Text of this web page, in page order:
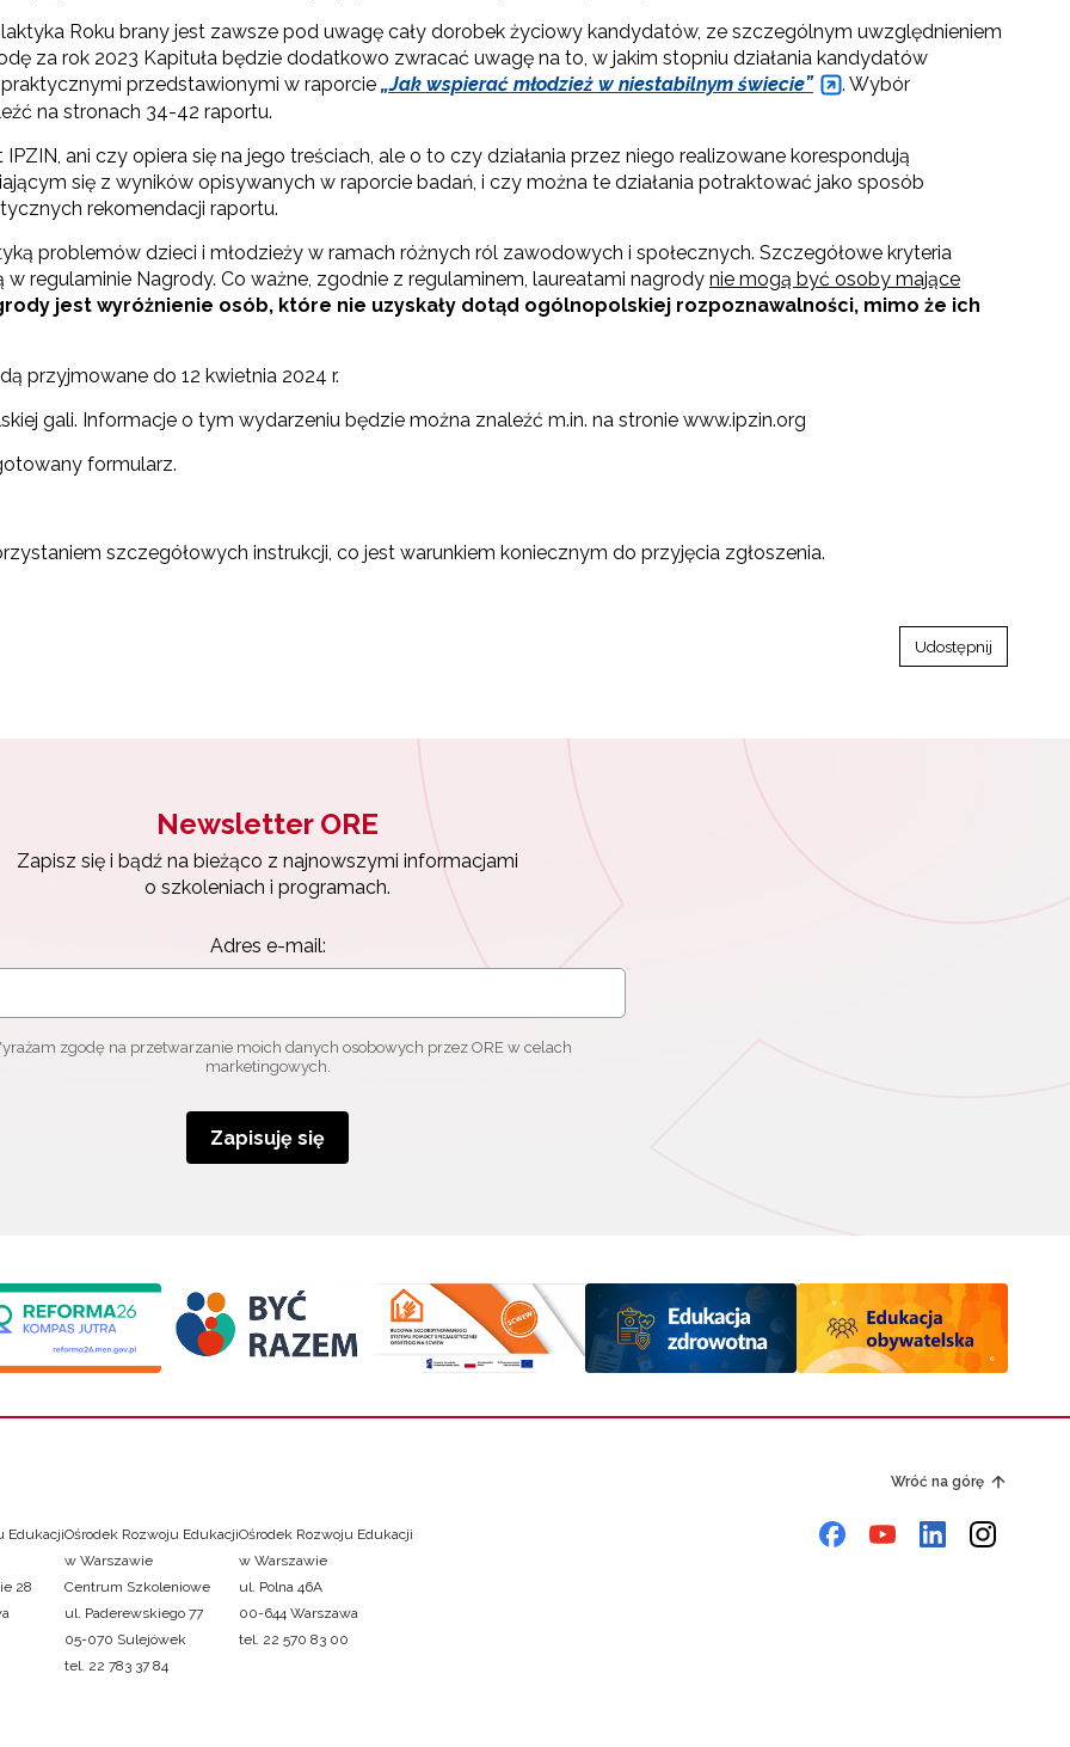
Roku brany jest zawsze pod uwagę cały dorobek życiowy kandydatów, ze szczególnym uwzględnieniem
za rok 2023 Kapituła będzie dodatkowo zwracać uwagę na to, w jakim stopniu działania kandydatów
przedstawionymi w raporcie „Jak wspierać młodzież w niestabilnym świecie”
. Wybór
na stronach 34-42 raportu.
ani czy opiera się na jego treściach, ale o to czy działania przez niego realizowane korespondują
się z wyników opisywanych w raporcie badań, i czy można te działania potraktować jako sposób
rekomendacji raportu.
problemów dzieci i młodzieży w ramach różnych ról zawodowych i społecznych. Szczegółowe kryteria
regulaminie Nagrody. Co ważne, zgodnie z regulaminem, laureatami nagrody nie mogą być osoby mające
jest wyróżnienie osób, które nie uzyskały dotąd ogólnopolskiej rozpoznawalności, mimo że ich
przyjmowane do 12 kwietnia 2024 r.
gali. Informacje o tym wydarzeniu będzie można znaleźć m.in. na stronie www.ipzin.org
formularz.
szczegółowych instrukcji, co jest warunkiem koniecznym do przyjęcia zgłoszenia.
Udostępnij
Newsletter ORE
Zapisz się i bądź na bieżąco z najnowszymi informacjami
o szkoleniach i programach.
Adres e-mail:
zgodę na przetwarzanie moich danych osobowych przez ORE w celach
marketingowych.
Zapisuję się
Wróć na górę
Edukacji
28
Ośrodek Rozwoju Edukacji
w Warszawie
Centrum Szkoleniowe
ul. Paderewskiego 77
05-070 Sulejówek
tel. 22 783 37 84
Ośrodek Rozwoju Edukacji
w Warszawie
ul. Polna 46A
00-644 Warszawa
tel. 22 570 83 00
ORE
się i bądź na bieżąco z najnowszymi informacjami